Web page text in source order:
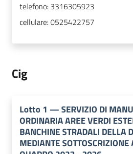
telefono: 3316305923
cellulare:0525422757
Cig
Lotto 1 —SERVIZIO DI
ORDINARIA AREE VERDI
BANCHINE STRADALI DELLA
MEDIANTE SOTTOSCRIZIONE